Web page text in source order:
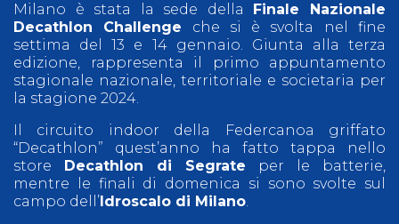
Milano è stata la sede della Finale Nazionale
Decathlon Challenge che si è svolta nel fine
settima del 13 e 14 gennaio. Giunta alla terza
edizione, rappresenta il primo appuntamento
stagionale nazionale, territoriale e societaria per
la stagione 2024.
Il circuito indoor della Federcanoa griffato
“Decathlon” quest’anno ha fatto tappa nello
store Decathlon di Segrate per le batterie,
mentre le finali di domenica si sono svolte sul
campo dell’Idroscalo di Milano.